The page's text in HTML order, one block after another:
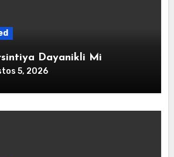
Dayanikli Mi
5, 2026